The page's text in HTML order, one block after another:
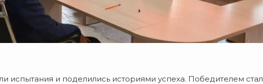
испытания и поделились историями успеха. Победителем стал